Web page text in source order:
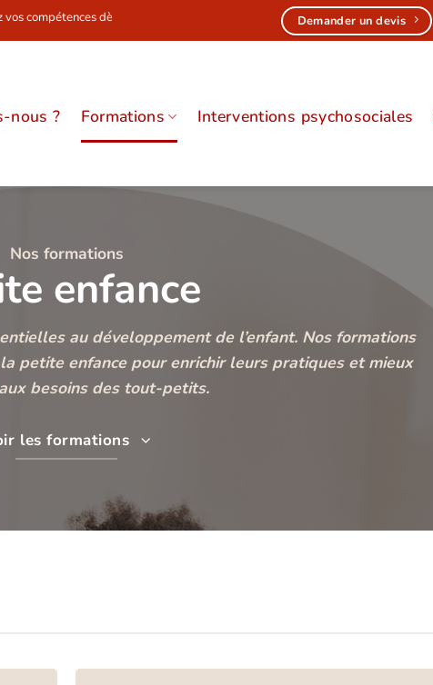
dès maintenant ! Demander un devis
nous ? Formations Interventions psychosociales
Nos formations
enfance
au développement de l’enfant. Nos formations
petite enfance pour enrichir leurs pratiques et mieux
besoins des tout-petits.
les formations